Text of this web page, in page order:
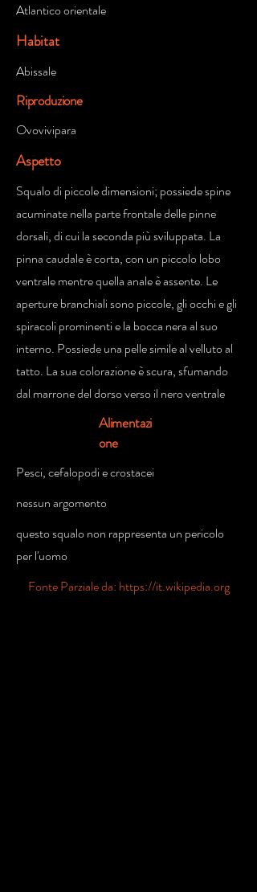
Atlantico orientale
Habitat
Abissale
Riproduzione
Ovovivipara
Aspetto
Squalo di piccole dimensioni; possiede spine
acuminate nella parte frontale delle pinne
dorsali, di cui la seconda più sviluppata. La
pinna caudale è corta, con un piccolo lobo
ventrale mentre quella anale è assente. Le
aperture branchiali sono piccole, gli occhi e gli
spiracoli prominenti e la bocca nera al suo
interno. Possiede una pelle simile al velluto al
tatto. La sua colorazione è scura, sfumando
dal marrone del dorso verso il nero ventrale
Alimentazi
one
Pesci, cefalopodi e crostacei
nessun argomento
questo squalo non rappresenta un pericolo
per l'uomo
Fonte Parziale da: https://it.wikipedia.org